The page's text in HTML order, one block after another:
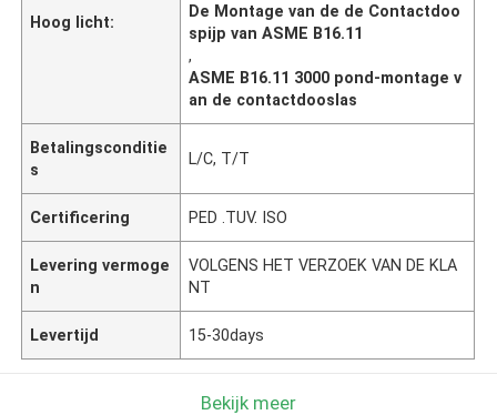
Hoog licht:
De Montage van de de Contactdoo
spijp van ASME B16.11
,
ASME B16.11 3000 pond-montage v
an de contactdooslas
Betalingsconditie
s
L/C, T/T
Certificering PED .TUV. ISO
Levering vermoge
n
VOLGENS HET VERZOEK VAN DE KLA
NT
Levertijd 15-30days
Bekijk meer